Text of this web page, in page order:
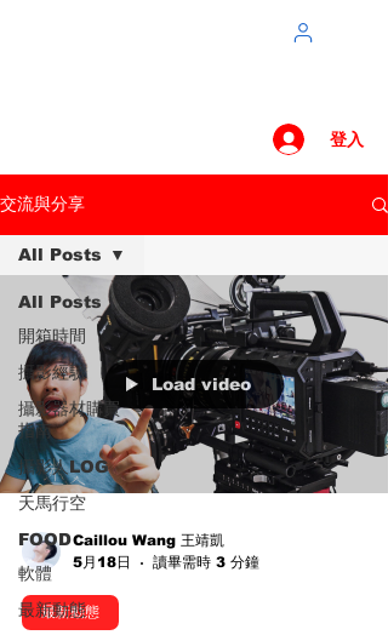
登入
交流與分享
All Posts
開箱時間
攝影經驗
攝影器材購買
指南
攝影人LOG
天馬行空
FOOD
軟體
最新動態
All Posts
Load video
Caillou Wang 王靖凱
5月18日
讀畢需時 3 分鐘
最新動態